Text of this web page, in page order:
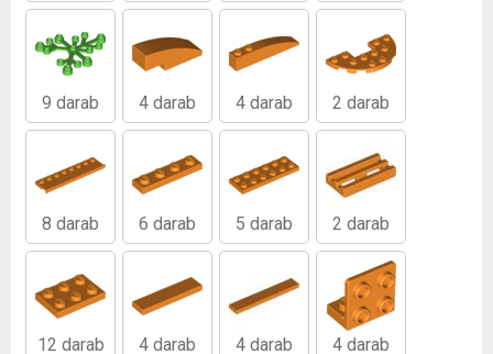
9 darab 4 darab 4 darab 2 darab
8 darab 6 darab 5 darab 2 darab
12 darab 4 darab 4 darab 4 darab